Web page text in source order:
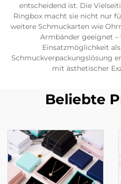
entscheidend ist. Die
Ringbox macht sie nicht nur
weitere Schmuckarten wie
Armbänder geeignet
Einsatzmöglichkeit
Schmuckverpackungslösung
mit ästhetischer
Beliebte